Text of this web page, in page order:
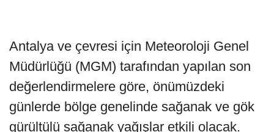
Antalya ve çevresi için Meteoroloji Genel
Müdürlüğü (MGM) tarafından yapılan son
değerlendirmelere göre, önümüzdeki
günlerde bölge genelinde sağanak ve gök
gürültülü sağanak yağışlar etkili olacak.